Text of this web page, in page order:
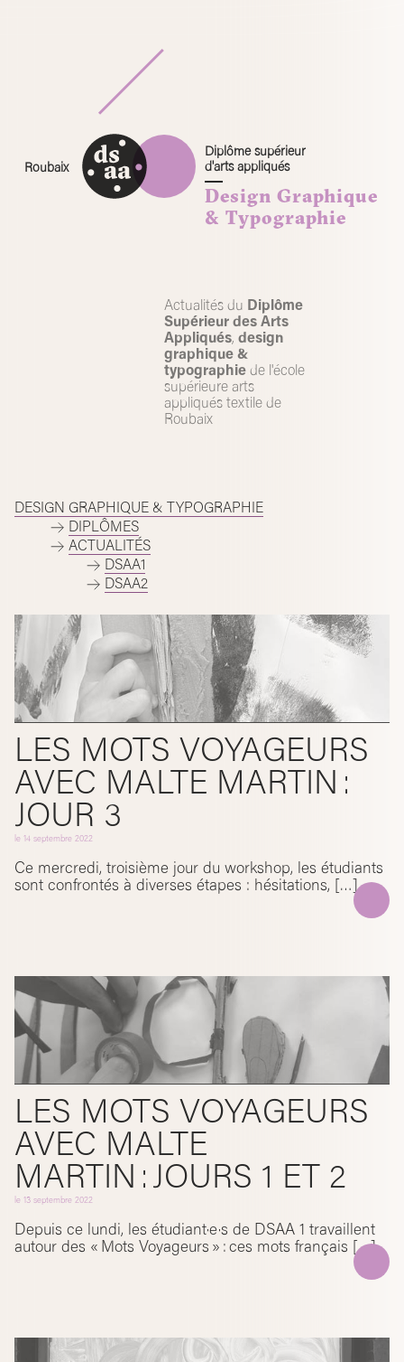
Roubaix
Diplôme supérieur
d'arts appliqués
Design Graphique
& Typographie
Actualités du Diplôme
Supérieur des Arts
Appliqués,design
graphique &
typographie de l'école
supérieure arts
appliqués textile de
Roubaix
DESIGN GRAPHIQUE & TYPOGRAPHIE
DIPLÔMES
ACTUALITÉS
DSAA1
DSAA2
LES MOTS VOYAGEURS
AVEC MALTE MARTIN :
JOUR 3
le 14 septembre 2022
Ce mercredi, troisième jour du workshop, les étudiants
sont confrontés à diverses étapes : hésitations, […]
LES MOTS VOYAGEURS
AVEC MALTE
MARTIN : JOURS 1 ET 2
le 13 septembre 2022
Depuis ce lundi, les étudiant·e·s de DSAA 1 travaillent
autour des « Mots Voyageurs » : ces mots français […]